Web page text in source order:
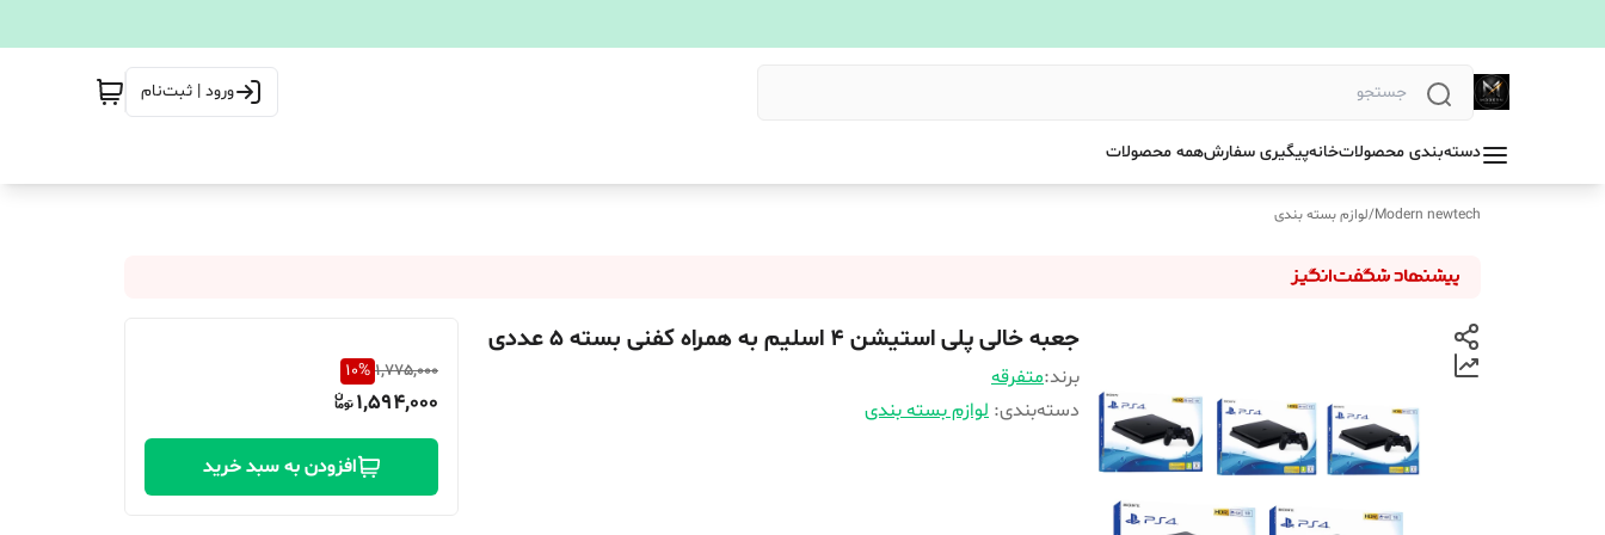
ورود | ثبت‌نام
دسته‌بندی محصولاتخانهپیگیری سفارشهمه محصولات
Modern newtech
/لوازم بسته بندی
جعبه خالی پلی استیشن ۴ اسلیم به همراه کفنی بسته ۵ عددی
برند:متفرقه
دسته‌بندی: لوازم بسته بندی
1,775,000
10%
1,594,000
افزودن به سبد خرید